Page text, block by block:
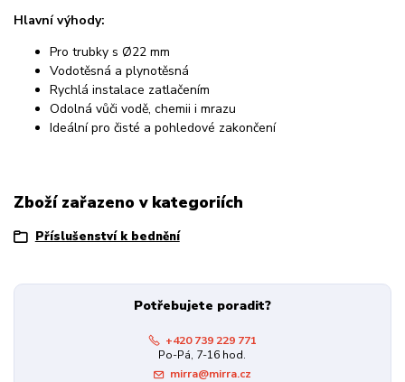
Hlavní výhody:
Pro trubky s Ø22 mm
Vodotěsná a plynotěsná
Rychlá instalace zatlačením
Odolná vůči vodě, chemii i mrazu
Ideální pro čisté a pohledové zakončení
Zboží zařazeno v kategoriích
Příslušenství k bednění
Potřebujete poradit?
+420 739 229 771
Po-Pá, 7-16 hod.
mirra@mirra.cz